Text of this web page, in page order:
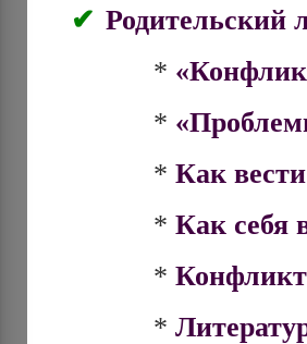
Родительский
*
*
* Как
* Как себя
*
*